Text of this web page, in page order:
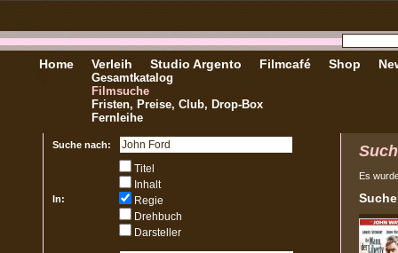
Home Verleih
Gesamtkatalog
Filmsuche
Fristen, Preise, Club, Drop-Box
Fernleihe
Studio Argento Filmcafé Shop
Suche nach:
In:
Titel
Inhalt
Regie
Drehbuch
Darsteller
Es